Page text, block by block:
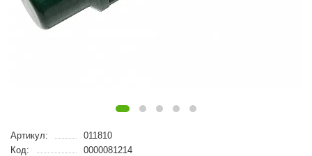
Артикул:
011810
Код:
0000081214